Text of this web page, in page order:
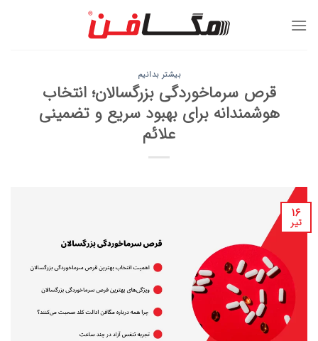
بیشتر بدانیم
قرص سرماخوردگی بزرگسالان؛ انتخاب
هوشمندانه برای بهبود سریع و تضمینی
علائم
۱۶
تیر